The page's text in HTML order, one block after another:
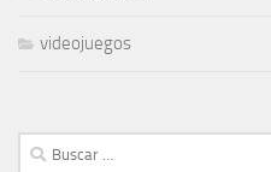
videojuegos
Buscar: